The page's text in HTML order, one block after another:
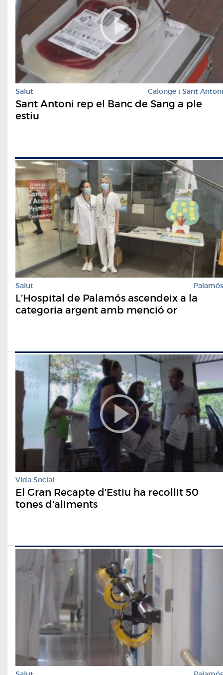
Salut Calonge i Sant Antoni
Sant Antoni rep el Banc de Sang a ple
estiu
Salut Palamós
L’Hospital de Palamós ascendeix a la
categoria argent amb menció or
Vida Social
El Gran Recapte d'Estiu ha recollit 50
tones d'aliments